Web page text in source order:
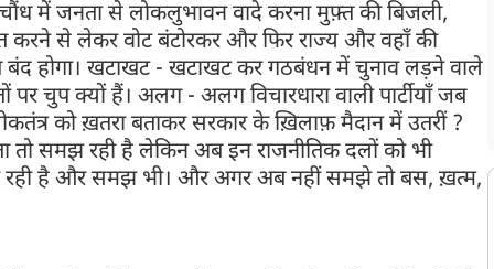
में जनता से लोकलुभावन वादे करना मुफ़्त की बिजली,
करने से लेकर वोट बंटोरकर और फिर राज्य और वहाँ की
होगा। खटाखट - खटाखट कर गठबंधन में चुनाव लड़ने वाले
पर चुप क्यों हैं। अलग - अलग विचारधारा वाली पार्टीयाँ जब
को ख़तरा बताकर सरकार के ख़िलाफ़ मैदान में उतरीं ?
समझ रही है लेकिन अब इन राजनीतिक दलों को भी
रही है और समझ भी। और अगर अब नहीं समझे तो बस, ख़त्म,